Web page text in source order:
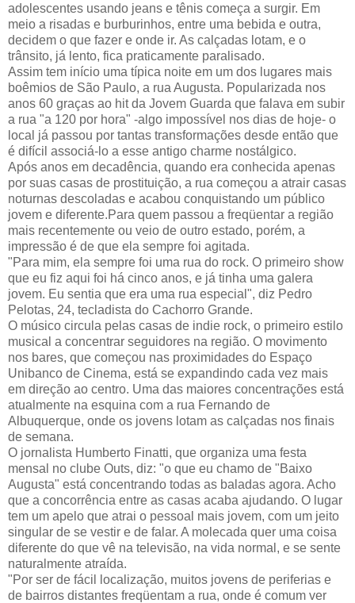
adolescentes usando jeans e tênis começa a surgir. Em
meio a risadas e burburinhos, entre uma bebida e outra,
decidem o que fazer e onde ir. As calçadas lotam, e o
trânsito, já lento, fica praticamente paralisado.
Assim tem início uma típica noite em um dos lugares mais
boêmios de São Paulo, a rua Augusta. Popularizada nos
anos 60 graças ao hit da Jovem Guarda que falava em subir
a rua "a 120 por hora" -algo impossível nos dias de hoje- o
local já passou por tantas transformações desde então que
é difícil associá-lo a esse antigo charme nostálgico.
Após anos em decadência, quando era conhecida apenas
por suas casas de prostituição, a rua começou a atrair casas
noturnas descoladas e acabou conquistando um público
jovem e diferente.Para quem passou a freqüentar a região
mais recentemente ou veio de outro estado, porém, a
impressão é de que ela sempre foi agitada.
"Para mim, ela sempre foi uma rua do rock. O primeiro show
que eu fiz aqui foi há cinco anos, e já tinha uma galera
jovem. Eu sentia que era uma rua especial", diz Pedro
Pelotas, 24, tecladista do Cachorro Grande.
O músico circula pelas casas de indie rock, o primeiro estilo
musical a concentrar seguidores na região. O movimento
nos bares, que começou nas proximidades do Espaço
Unibanco de Cinema, está se expandindo cada vez mais
em direção ao centro. Uma das maiores concentrações está
atualmente na esquina com a rua Fernando de
Albuquerque, onde os jovens lotam as calçadas nos finais
de semana.
O jornalista Humberto Finatti, que organiza uma festa
mensal no clube Outs, diz: "o que eu chamo de "Baixo
Augusta" está concentrando todas as baladas agora. Acho
que a concorrência entre as casas acaba ajudando. O lugar
tem um apelo que atrai o pessoal mais jovem, com um jeito
singular de se vestir e de falar. A molecada quer uma coisa
diferente do que vê na televisão, na vida normal, e se sente
naturalmente atraída.
"Por ser de fácil localização, muitos jovens de periferias e
de bairros distantes freqüentam a rua, onde é comum ver